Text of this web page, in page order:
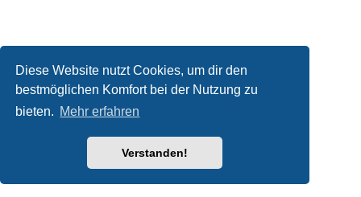
Diese Website nutzt Cookies, um dir den
bestmöglichen Komfort bei der Nutzung zu
bieten. Mehr erfahren
Verstanden!